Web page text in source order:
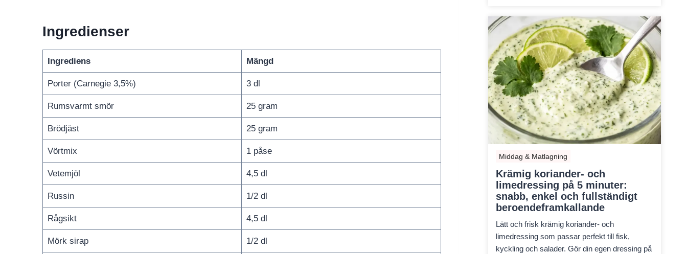
Ingredienser
Ingrediens Mängd
Porter (Carnegie 3,5%) 3 dl
Rumsvarmt smör 25 gram
Brödjäst 25 gram
Vörtmix 1 påse
Vetemjöl 4,5 dl
Russin 1/2 dl
Rågsikt 4,5 dl
Mörk sirap 1/2 dl
Middag & Matlagning
Krämig koriander- och
limedressing på 5 minuter:
snabb, enkel och fullständigt
beroendeframkallande
Lätt och frisk krämig koriander- och
limedressing som passar perfekt till fisk,
kyckling och salader. Gör din egen dressing på